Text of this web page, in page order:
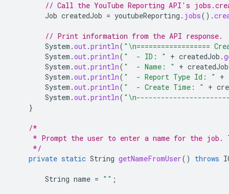
// Call the YouTube Reporting API's
Job createdJob = youtubeReporting . jobs().
// Print information from the API response.
System .out.println( "\n==================
System .out.println( "  - ID: " + createdJob .
System .out.println( "  - Name: " + createdJob
System .out.println( "  - Report Type Id: " +
System .out.println( "  - Create Time: " +
System .out.println(
}
/*
* Prompt the user to enter a name for the job.
     */
private static String getNameFromUser() throws
String name = "" ;